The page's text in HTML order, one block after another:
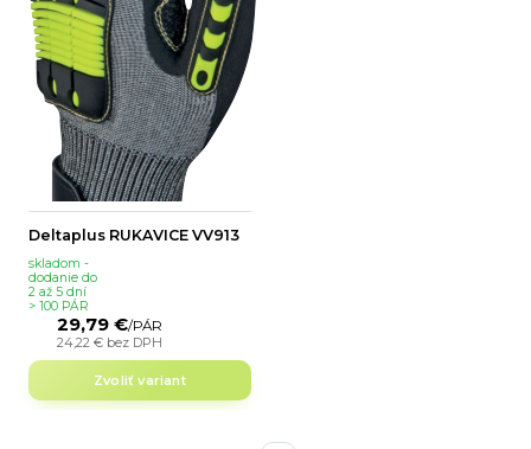
Deltaplus RUKAVICE VV913
29,79 €/PÁR
24,22 € bez DPH
skladom -
dodanie do
2 až 5 dní
> 100 PÁR
Zvoliť variant